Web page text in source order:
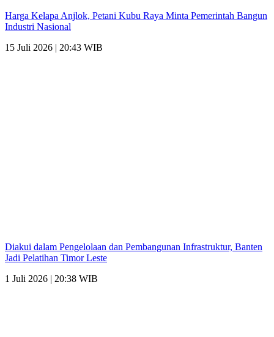
Harga Kelapa Anjlok, Petani Kubu Raya Minta Pemerintah Bangun
Industri Nasional
15 Juli 2026 | 20:43 WIB
Diakui dalam Pengelolaan dan Pembangunan Infrastruktur, Banten
Jadi Pelatihan Timor Leste
1 Juli 2026 | 20:38 WIB